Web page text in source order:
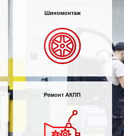
Шиномонтаж
Ремонт АКПП